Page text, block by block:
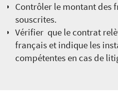
Contrôler le montant des
souscrites.
Vérifier que le contrat
français et indique les
compétentes en cas de